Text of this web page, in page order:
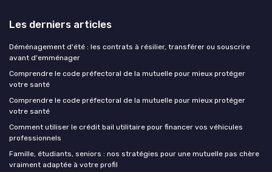
Les derniers articles
Déménagement d'été : les contrats à résilier, transférer ou souscrire
avant d'emménager
Comprendre le code préfectoral de la mutuelle pour mieux protéger
votre santé
Comprendre le code préfectoral de la mutuelle pour mieux protéger
votre santé
Comment utiliser le crédit bail utilitaire pour financer vos véhicules
professionnels
Famille, étudiants, seniors : nos stratégies pour une mutuelle pas chère
vraiment adaptée à votre profil